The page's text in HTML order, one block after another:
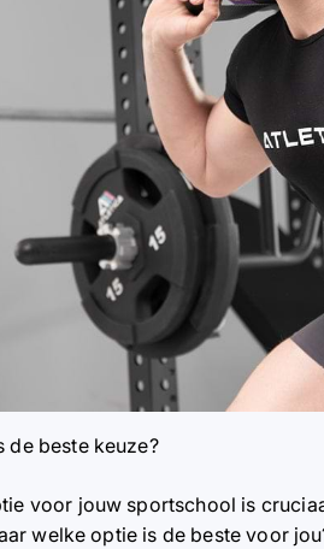
de beste keuze?
voor jouw sportschool is
welke optie is de beste voor